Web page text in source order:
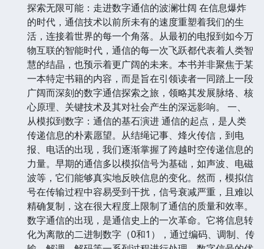
探索无限可能：走进数字通信的波澜壮阔 在信息爆炸
的时代，通信技术以前所未有的速度重塑着我们的生
活，连接着世界的每一个角落。从最初的电报到如今万
物互联的智能时代，通信的每一次飞跃都代表着人类智
慧的结晶，也预示着更广阔的未来。本书并非聚焦于某
一本特定书籍的内容，而是旨在引领读者一同踏上一段
广阔而深刻的数字通信探索之旅，领略其发展脉络、核
心原理、关键技术及其对社会产生的深远影响。 一、
从模拟到数字：通信的基石演进 通信的起点，是人类
传递信息的朴素愿望。从结绳记事、烽火传信，到电
报、电话的出现，我们逐渐掌握了跨越时空传递信息的
力量。早期的通信多以模拟信号为基础，如声波、电磁
波等，它们能够真实地反映信息的变化。然而，模拟信
号在传输过程中容易受到干扰，信号衰减严重，且难以
精确复制，这在很大程度上限制了通信的质量和效率。
数字通信的出现，是通信史上的一次革命。它将信息转
化为离散的二进制数字（0和1），通过编码、调制、传